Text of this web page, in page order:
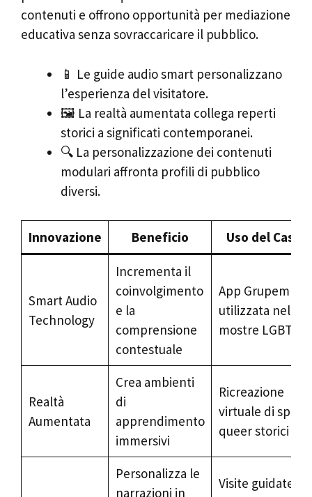
contenuti e offrono opportunità per mediazione
educativa senza sovraccaricare il pubblico.
📱 Le guide audio smart personalizzano
l’esperienza del visitatore.
🖼️ La realtà aumentata collega reperti
storici a significati contemporanei.
🔍 La personalizzazione dei contenuti
modulari affronta profili di pubblico
diversi.
Innovazione Beneficio Uso del Caso
Smart Audio
Technology
Incrementa il
coinvolgimento
e la
comprensione
contestuale
App Grupem
utilizzata nelle
mostre LGBTQ+
Realtà
Aumentata
Crea ambienti
di
apprendimento
immersivi
Ricreazione
virtuale di spazi
queer storici
Personalizza le
narrazioni in
Visite guidate